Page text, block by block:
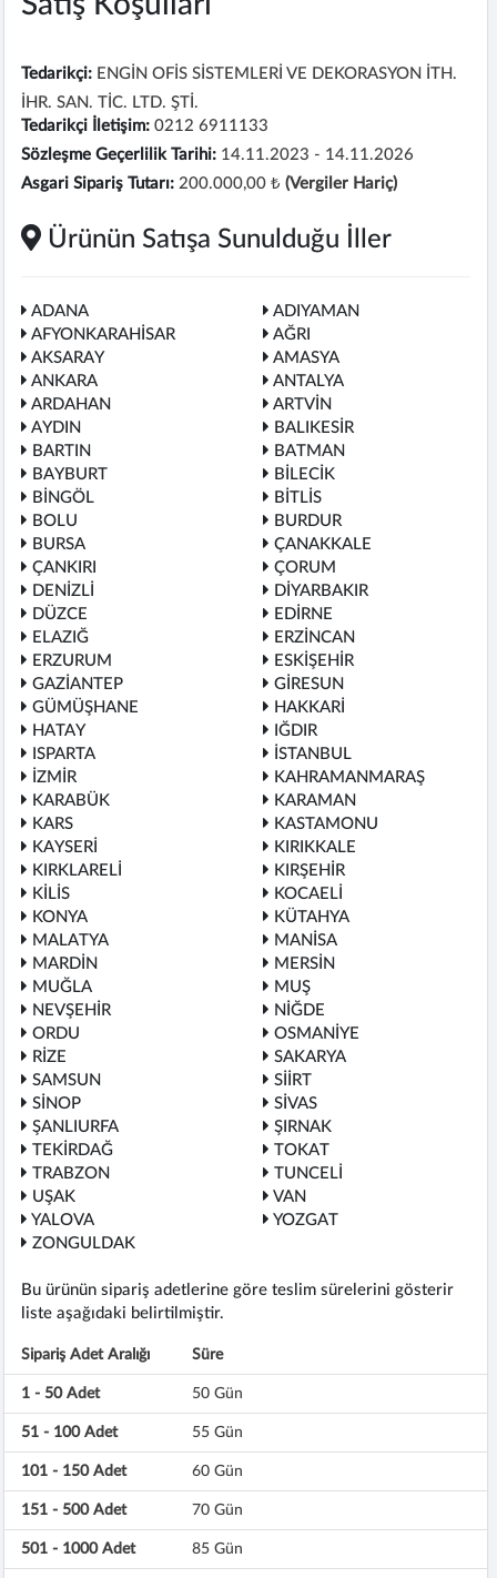
Tedarikçi: ENGİN OFİS SİSTEMLERİ VE DEKORASYON İTH.
İHR. SAN. TİC. LTD. ŞTİ.
Tedarikçi İletişim: 0212 6911133
Sözleşme Geçerlilik Tarihi: 14.11.2023 - 14.11.2026
Asgari Sipariş Tutarı: 200.000,00 ₺(Vergiler Hariç)
Ürünün Satışa Sunulduğu İller
ADANA
ADIYAMAN
AFYONKARAHİSAR
AĞRI
AKSARAY
AMASYA
ANKARA
ANTALYA
ARDAHAN
ARTVİN
AYDIN
BALIKESİR
BARTIN
BATMAN
BAYBURT
BİLECİK
BİNGÖL
BİTLİS
BOLU
BURDUR
BURSA
ÇANAKKALE
ÇANKIRI
ÇORUM
DENİZLİ
DİYARBAKIR
DÜZCE
EDİRNE
ELAZIĞ
ERZİNCAN
ERZURUM
ESKİŞEHİR
GAZİANTEP
GİRESUN
GÜMÜŞHANE
HAKKARİ
HATAY
IĞDIR
ISPARTA
İSTANBUL
İZMİR
KAHRAMANMARAŞ
KARABÜK
KARAMAN
KARS
KASTAMONU
KAYSERİ
KIRIKKALE
KIRKLARELİ
KIRŞEHİR
KİLİS
KOCAELİ
KONYA
KÜTAHYA
MALATYA
MANİSA
MARDİN
MERSİN
MUĞLA
MUŞ
NEVŞEHİR
NİĞDE
ORDU
OSMANİYE
RİZE
SAKARYA
SAMSUN
SİİRT
SİNOP
SİVAS
ŞANLIURFA
ŞIRNAK
TEKİRDAĞ
TOKAT
TRABZON
TUNCELİ
UŞAK
VAN
YALOVA
YOZGAT
ZONGULDAK
Bu ürünün sipariş adetlerine göre teslim sürelerini gösterir
liste aşağıdaki belirtilmiştir.
Sipariş Adet Aralığı Süre
1 - 50 Adet 50 Gün
51 - 100 Adet 55 Gün
101 - 150 Adet 60 Gün
151 - 500 Adet 70 Gün
501 - 1000 Adet 85 Gün